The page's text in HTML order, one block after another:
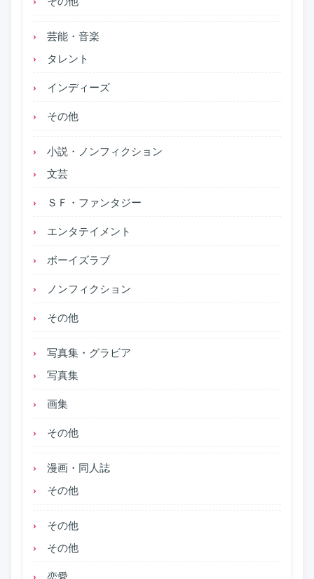
芸能・音楽
タレント
インディーズ
その他
小説・ノンフィクション
文芸
ＳＦ・ファンタジー
エンタテイメント
ボーイズラブ
ノンフィクション
その他
写真集・グラビア
写真集
画集
その他
漫画・同人誌
その他
その他
その他
恋愛